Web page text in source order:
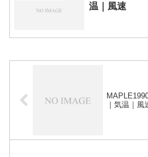
温｜風速
｜気温｜風